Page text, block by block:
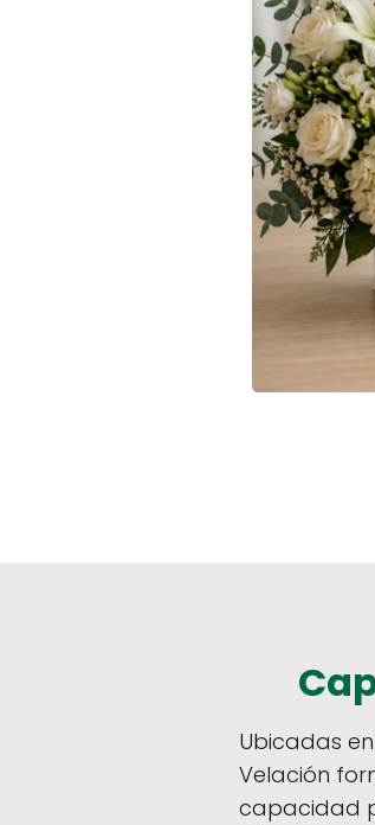
Ubicadas
Velación
capacidad